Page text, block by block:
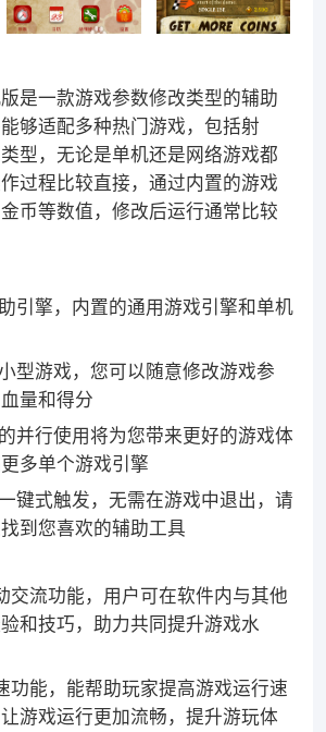
是一款游戏参数修改类型的辅助
够适配多种热门游戏，包括射
型，无论是单机还是网络游戏都
过程比较直接，通过内置的游戏
币等数值，修改后运行通常比较
引擎，内置的通用游戏引擎和单机
型游戏，您可以随意修改游戏参
量和得分
并行使用将为您带来更好的游戏体
多单个游戏引擎
键式触发，无需在游戏中退出，请
到您喜欢的辅助工具
交流功能，用户可在软件内与其他
和技巧，助力共同提升游戏水
功能，能帮助玩家提高游戏运行速
游戏运行更加流畅，提升游玩体